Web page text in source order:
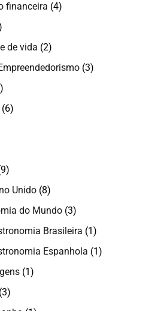
financeira (4)
de vida (2)
(3)
(6)
Unido (8)
do Mundo (3)
Brasileira (1)
Espanhola (1)
(1)
(3)